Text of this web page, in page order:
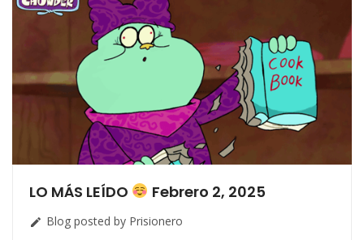
LO MÁS LEÍDO Febrero 2, 2025
 Blog posted by Prisionero